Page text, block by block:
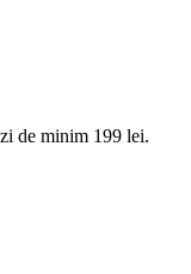
de minim 199 lei.